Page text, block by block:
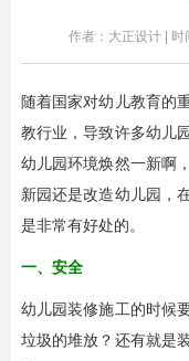
作者：大正设计 |
随着国家对幼儿教育的
教行业，导致许多幼儿
幼儿园环境焕然一新啊
新园还是改造幼儿园，
是非常有好处的。
一、安全
幼儿园装修施工的时候
垃圾的堆放？还有就是